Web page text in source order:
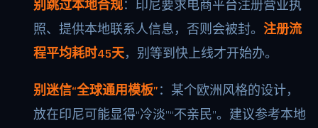
别跳过本地合规：印尼要求电商平台注册营业执
照、提供本地联系人信息，否则会被封。 注册流
程平均耗时45天，别等到快上线才开始办。
别迷信“全球通用模板”：某个欧洲风格的设计，
放在印尼可能显得“冷淡”“不亲民”。建议参考本地